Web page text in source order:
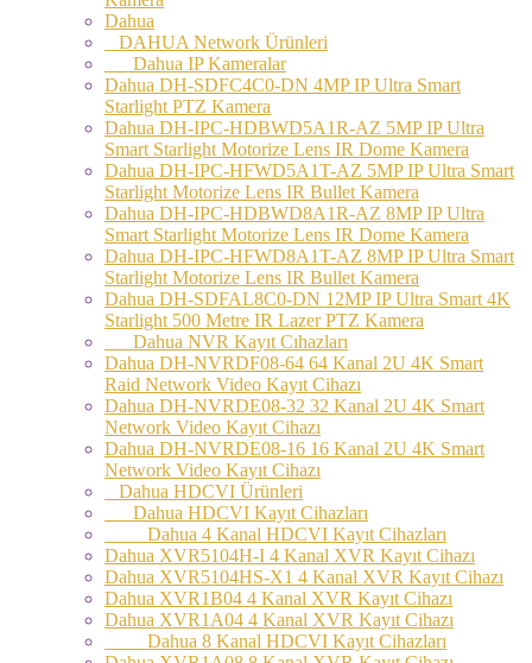
Dahua
DAHUA Network Ürünleri
Dahua IP Kameralar
Dahua DH-SDFC4C0-DN 4MP IP Ultra Smart
Starlight PTZ Kamera
Dahua DH-IPC-HDBWD5A1R-AZ 5MP IP Ultra
Smart Starlight Motorize Lens IR Dome Kamera
Dahua DH-IPC-HFWD5A1T-AZ 5MP IP Ultra Smart
Starlight Motorize Lens IR Bullet Kamera
Dahua DH-IPC-HDBWD8A1R-AZ 8MP IP Ultra
Smart Starlight Motorize Lens IR Dome Kamera
Dahua DH-IPC-HFWD8A1T-AZ 8MP IP Ultra Smart
Starlight Motorize Lens IR Bullet Kamera
Dahua DH-SDFAL8C0-DN 12MP IP Ultra Smart 4K
Starlight 500 Metre IR Lazer PTZ Kamera
Dahua NVR Kayıt Cıhazları
Dahua DH-NVRDF08-64 64 Kanal 2U 4K Smart
Raid Network Video Kayıt Cihazı
Dahua DH-NVRDE08-32 32 Kanal 2U 4K Smart
Network Video Kayıt Cihazı
Dahua DH-NVRDE08-16 16 Kanal 2U 4K Smart
Network Video Kayıt Cihazı
Dahua HDCVI Ürünleri
Dahua HDCVI Kayıt Cihazları
Dahua 4 Kanal HDCVI Kayıt Cihazları
Dahua XVR5104H-I 4 Kanal XVR Kayıt Cihazı
Dahua XVR5104HS-X1 4 Kanal XVR Kayıt Cihazı
Dahua XVR1B04 4 Kanal XVR Kayıt Cihazı
Dahua XVR1A04 4 Kanal XVR Kayıt Cihazı
Dahua 8 Kanal HDCVI Kayıt Cihazları